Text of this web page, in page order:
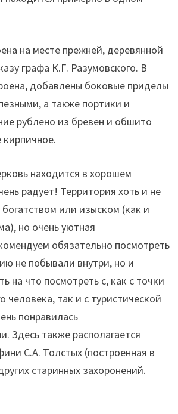
на месте прежней, деревянной
графа К.Г. Разумовского. В
добавлены боковые приделы
а также портики и
рублено из бревен и обшито
кирпичное.
находится в хорошем
радует! Территория хоть и не
или изыском (как и
но очень уютная
обязательно посмотреть
не побывали внутри, но и
на что посмотреть с, как с точки
человека, так и с туристической
понравилась
. Здесь также располагается
С.А. Толстых (построенная в
старинных захоронений.